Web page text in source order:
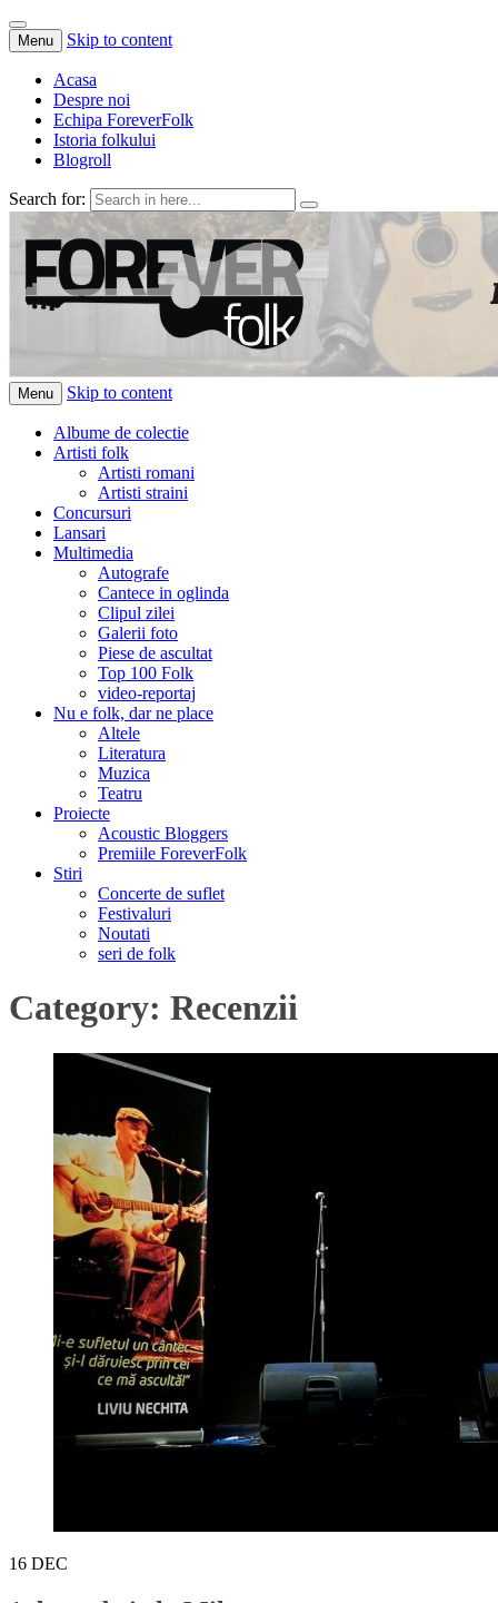
Menu Skip to content
Acasa
Despre noi
Echipa ForeverFolk
Istoria folkului
Blogroll
Search for:
ForeverFolk
Muzica sufletului tau
Menu Skip to content
Albume de colectie
Artisti folk
Artisti romani
Artisti straini
Concursuri
Lansari
Multimedia
Autografe
Cantece in oglinda
Clipul zilei
Galerii foto
Piese de ascultat
Top 100 Folk
video-reportaj
Nu e folk, dar ne place
Altele
Literatura
Muzica
Teatru
Proiecte
Acoustic Bloggers
Premiile ForeverFolk
Stiri
Concerte de suflet
Festivaluri
Noutati
seri de folk
Category: Recenzii
16 DEC